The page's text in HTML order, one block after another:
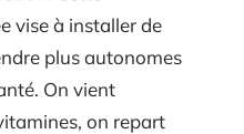
vise à installer de
plus autonomes
On vient
on repart